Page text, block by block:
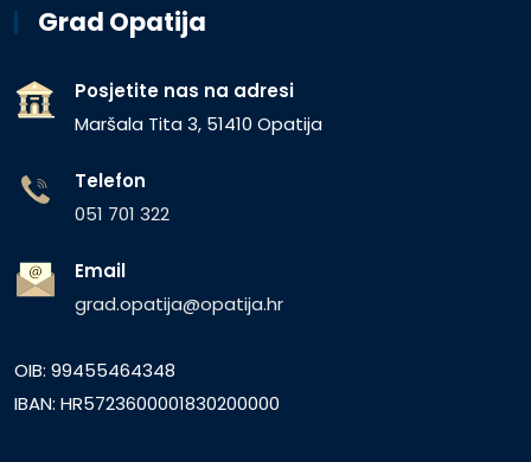
Grad Opatija
Posjetite nas na adresi
Maršala Tita 3, 51410 Opatija
Telefon
051 701 322
Email
grad.opatija@opatija.hr
OIB: 99455464348
IBAN: HR5723600001830200000